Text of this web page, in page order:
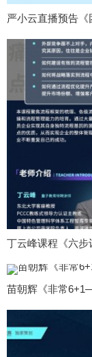
严小云直播预告《
丁云峰课程《六步
苗朝辉《非常